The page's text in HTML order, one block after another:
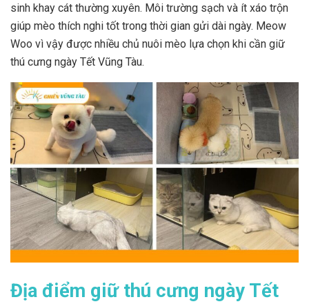
sinh khay cát thường xuyên. Môi trường sạch và ít xáo trộn
giúp mèo thích nghi tốt trong thời gian gửi dài ngày. Meow
Woo vì vậy được nhiều chủ nuôi mèo lựa chọn khi cần giữ
thú cưng ngày Tết Vũng Tàu.
Địa điểm giữ thú cưng ngày Tết